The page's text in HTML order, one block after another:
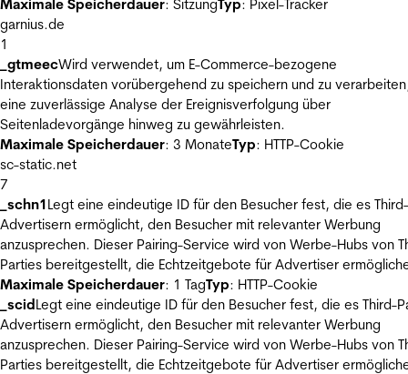
Maximale Speicherdauer: SitzungTyp: Pixel-Tracker
garnius.de
1
_gtmeecWird verwendet, um E-Commerce-bezogene
Interaktionsdaten vorübergehend zu speichern und zu
eine zuverlässige Analyse der Ereignisverfolgung über
Seitenladevorgänge hinweg zu gewährleisten.
Maximale Speicherdauer: 3 MonateTyp: HTTP-Cookie
sc-static.net
7
_schn1Legt eine eindeutige ID für den Besucher fest, die es
Advertisern ermöglicht, den Besucher mit relevanter Werbung
anzusprechen. Dieser Pairing-Service wird von Werbe-Hubs von
Parties bereitgestellt, die Echtzeitgebote für Advertiser
Maximale Speicherdauer: 1 TagTyp: HTTP-Cookie
_scidLegt eine eindeutige ID für den Besucher fest, die es Third-
Advertisern ermöglicht, den Besucher mit relevanter Werbung
anzusprechen. Dieser Pairing-Service wird von Werbe-Hubs von
Parties bereitgestellt, die Echtzeitgebote für Advertiser